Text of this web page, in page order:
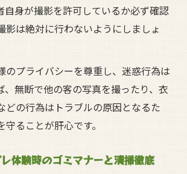
自身が撮影を許可しているか必ず確認
影は絶対に行わないようにしましょ
のプライバシーを尊重し、迷惑行為は
、無断で他の客の写真を撮ったり、衣
どの行為はトラブルの原因となるた
ることが肝心です。
体験時のゴミマナーと清掃徹底